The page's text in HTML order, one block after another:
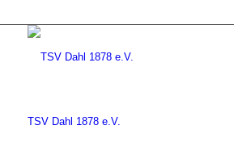
TSV Dahl 1878 e.V.